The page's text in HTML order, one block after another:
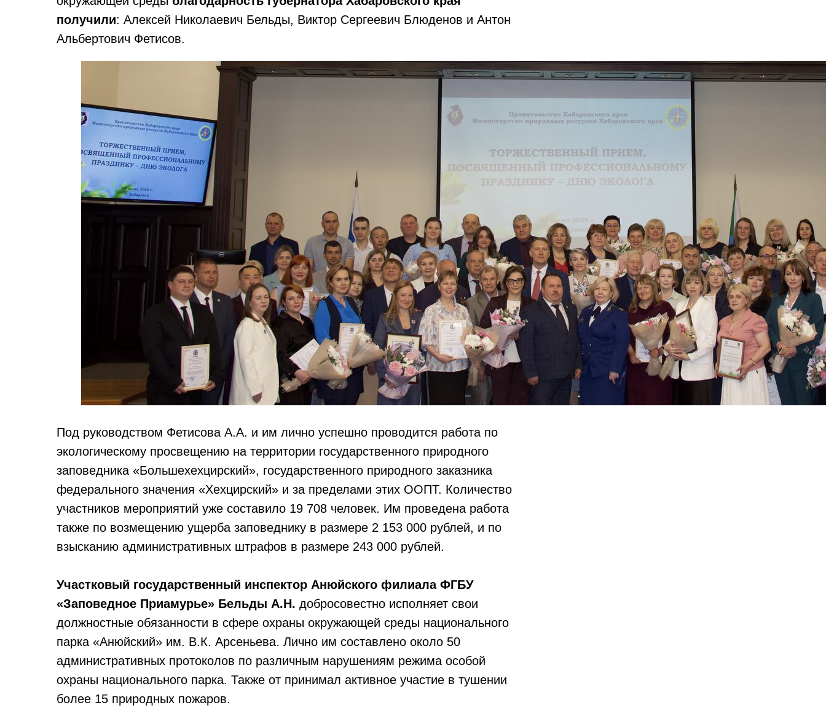
получили: Алексей Николаевич Бельды, Виктор Сергеевич Блюденов и Антон
Альбертович Фетисов.
Под руководством Фетисова А.А. и им лично успешно проводится работа по
экологическому просвещению на территории государственного природного
заповедника «Большехехцирский», государственного природного заказника
федерального значения «Хехцирский» и за пределами этих ООПТ. Количество
участников мероприятий уже составило 19 708 человек. Им проведена работа
также по возмещению ущерба заповеднику в размере 2 153 000 рублей, и по
взысканию административных штрафов в размере 243 000 рублей.
Участковый государственный инспектор Анюйского филиала ФГБУ
«Заповедное Приамурье» Бельды А.Н. добросовестно исполняет свои
должностные обязанности в сфере охраны окружающей среды национального
парка «Анюйский» им. В.К. Арсеньева. Лично им составлено около 50
административных протоколов по различным нарушениям режима особой
охраны национального парка. Также от принимал активное участие в тушении
более 15 природных пожаров.